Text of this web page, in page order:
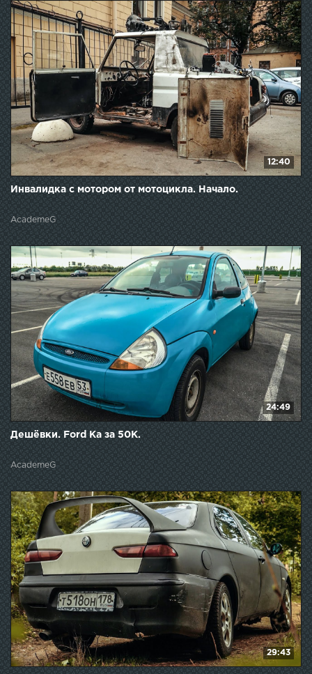
12:40
Инвалидка с мотором от мотоцикла. Начало.
AcademeG
24:49
Дешёвки. Ford Ka за 50К.
AcademeG
29:43